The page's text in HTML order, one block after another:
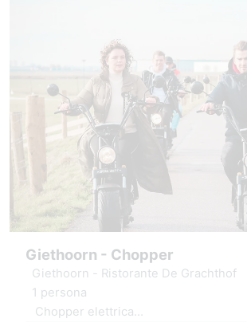
Giethoorn - Chopper
Giethoorn - Ristorante De Grachthof
1 persona
Chopper elettrica